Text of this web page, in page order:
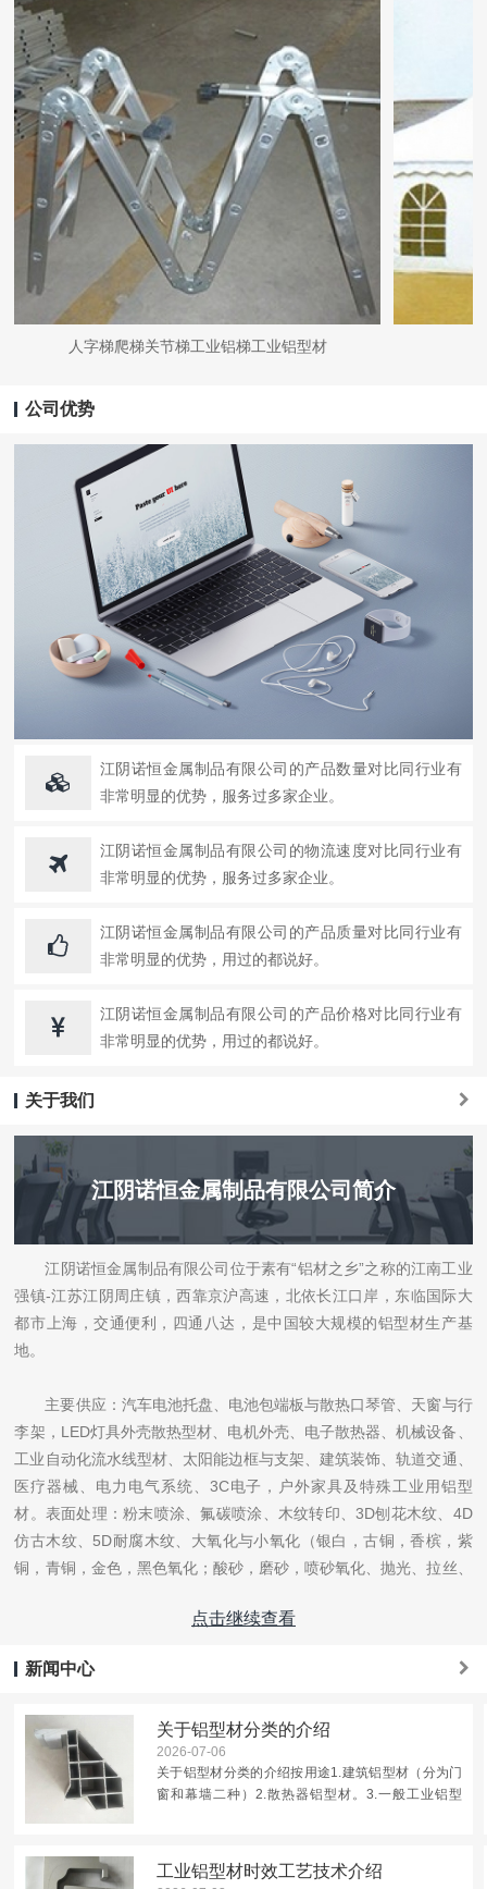
人字梯爬梯关节梯工业铝梯工业铝型材
公司优势
江阴诺恒金属制品有限公司的产品数量对比同行业有
非常明显的优势，服务过多家企业。
江阴诺恒金属制品有限公司的物流速度对比同行业有
非常明显的优势，服务过多家企业。
江阴诺恒金属制品有限公司的产品质量对比同行业有
非常明显的优势，用过的都说好。
江阴诺恒金属制品有限公司的产品价格对比同行业有
非常明显的优势，用过的都说好。
关于我们
江阴诺恒金属制品有限公司简介
江阴诺恒金属制品有限公司位于素有“铝材之乡”之称的江南工业
强镇-江苏江阴周庄镇，西靠京沪高速，北依长江口岸，东临国际大
都市上海，交通便利，四通八达，是中国较大规模的铝型材生产基
地。
主要供应：汽车电池托盘、电池包端板与散热口琴管、天窗与行
李架，LED灯具外壳散热型材、电机外壳、电子散热器、机械设备、
工业自动化流水线型材、太阳能边框与支架、建筑装饰、轨道交通、
医疗器械、电力电气系统、3C电子，户外家具及特殊工业用铝型
材。表面处理：粉末喷涂、氟碳喷涂、木纹转印、3D刨花木纹、4D
仿古木纹、5D耐腐木纹、大氧化与小氧化（银白，古铜，香槟，紫
铜，青铜，金色，黑色氧化；酸砂，磨砂，喷砂氧化、抛光、拉丝、
公司以诚信、精进、和谐、创新为理念，以科学的态度、人性化
手共创辉煌。
点击继续查看
新闻中心
关于铝型材分类的介绍
2026-07-06
关于铝型材分类的介绍按用途1.建筑铝型材（分为门
窗和幕墙二种）2.散热器铝型材。3.一般工业铝型
定制开模，比如流水线...
工业铝型材时效工艺技术介绍